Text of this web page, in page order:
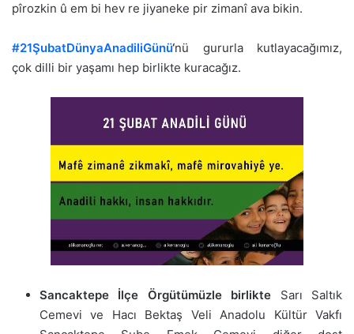
pîrozkin û em bi hev re jiyaneke pir zimanî ava bikin.
#21ŞubatDünyaAnadiliGünü‘nü gururla kutlayacağımız,
çok dilli bir yaşamı hep birlikte kuracağız.
Sancaktepe İlçe Örgütümüzle birlikte Sarı Saltık
Cemevi ve Hacı Bektaş Veli Anadolu Kültür Vakfı